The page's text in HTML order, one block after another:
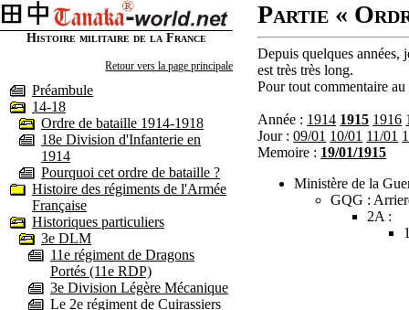
Histoire militaire de la France
Retour vers la page principale
Préambule
14-18
Ordre de bataille 1914-1918
18e Division d'Infanterie en
1914
Pourquoi cet ordre de bataille ?
Histoire des régiments de l'Armée
Française
Historiques particuliers
3e DLM
11e régiment de Dragons
Portés (11e RDP)
3e Division Légère Mécanique
Le 2e régiment de Cuirassiers
Partie «
Depuis quelques années,
est très très long.
Pour tout commentaire
Année : 1914 1915 1916
Jour :09/01 10/01 11/01
Memoire : 19/01/1915
Ministère de la
GQG :
2A :